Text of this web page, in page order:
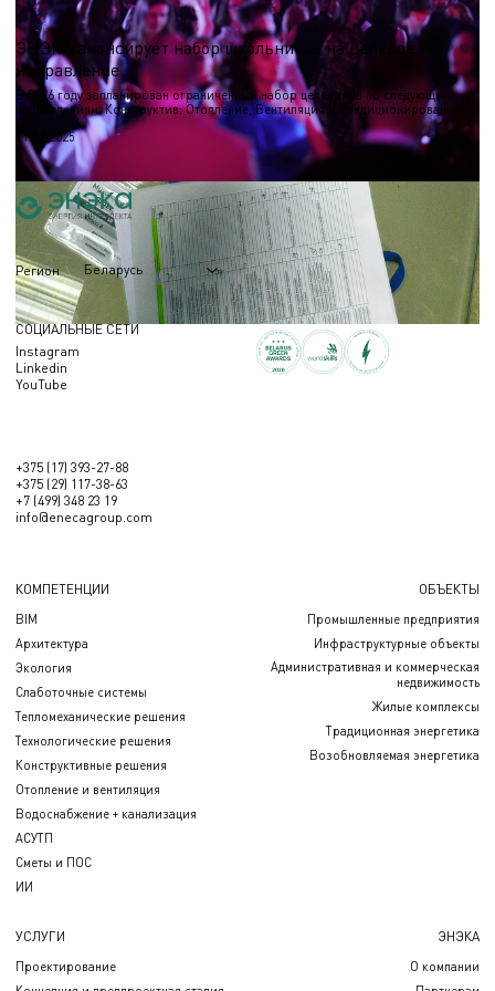
уникальные модные коллекции.
ЭНЭКА анонсирует набор школьников на целевое
направление
В 2026 году запланирован ограниченный набор целевиков по следующим
направлениям: Конструктив; Отопление, Вентиляция и кондиционирование
(ОВиК); Электроснабжение.
11.12.2025
Регион Беларусь
СОЦИАЛЬНЫЕ СЕТИ
Instagram
Linkedin
YouTube
+375 (17) 393-27-88
+375 (29) 117-38-63
+7 (499) 348 23 19
info@enecagroup.com
КОМПЕТЕНЦИИ
BIM
Архитектура
Экология
Слаботочные системы
Тепломеханические решения
Технологические решения
Конструктивные решения
Отопление и вентиляция
Водоснабжение + канализация
АСУТП
Сметы и ПОС
ИИ
ОБЪЕКТЫ
Промышленные предприятия
Инфраструктурные объекты
Административная и коммерческая
недвижимость
Жилые комплексы
Традиционная энергетика
Возобновляемая энергетика
УСЛУГИ
Проектирование
ЭНЭКА
О компании